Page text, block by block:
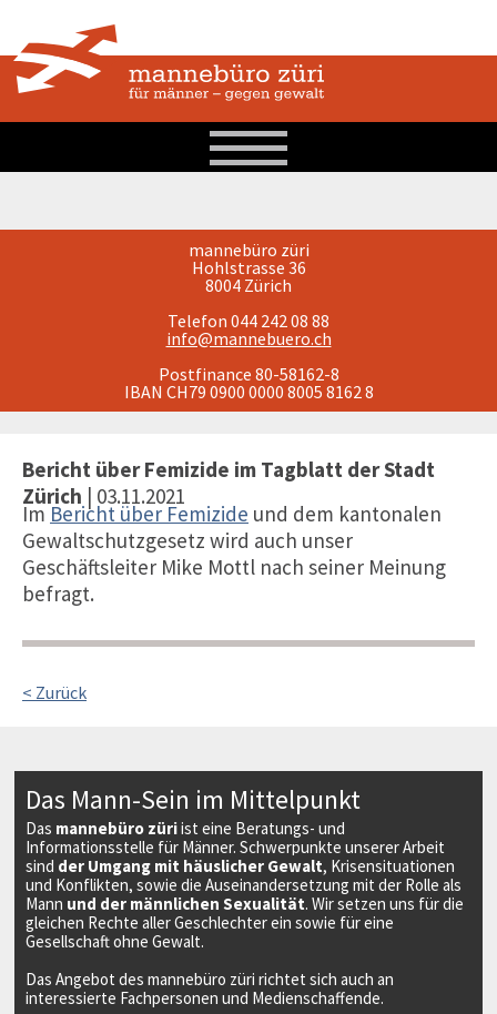
mannebüro züri
Hohlstrasse 36
8004 Zürich
Telefon 044 242 08 88
info@mannebuero.ch
Postfinance 80-58162-8
IBAN CH79 0900 0000 8005 8162 8
Bericht über Femizide im Tagblatt der Stadt
Zürich | 03.11.2021
Im Bericht über Femizide und dem kantonalen
Gewaltschutzgesetz wird auch unser
Geschäftsleiter Mike Mottl nach seiner Meinung
befragt.
< Zurück
Das Mann-Sein im Mittelpunkt
Das mannebüro züriist eine Beratungs- und
Informationsstelle für Männer. Schwerpunkte unserer Arbeit
sind der Umgang mit häuslicher Gewalt, Krisensituationen
und Konflikten, sowie die Auseinandersetzung mit der Rolle als
Mann und der männlichen Sexualität. Wir setzen uns für die
gleichen Rechte aller Geschlechter ein sowie für eine
Gesellschaft ohne Gewalt.
Das Angebot des mannebüro züri richtet sich auch an
interessierte Fachpersonen und Medienschaffende.